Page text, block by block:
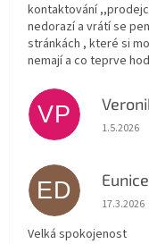
kontaktování
nedorazí a vrátí se
stránkách , které si
nemají a co teprve
VP
1.5.2026
ED
17.3.2026
Velká spokojenost